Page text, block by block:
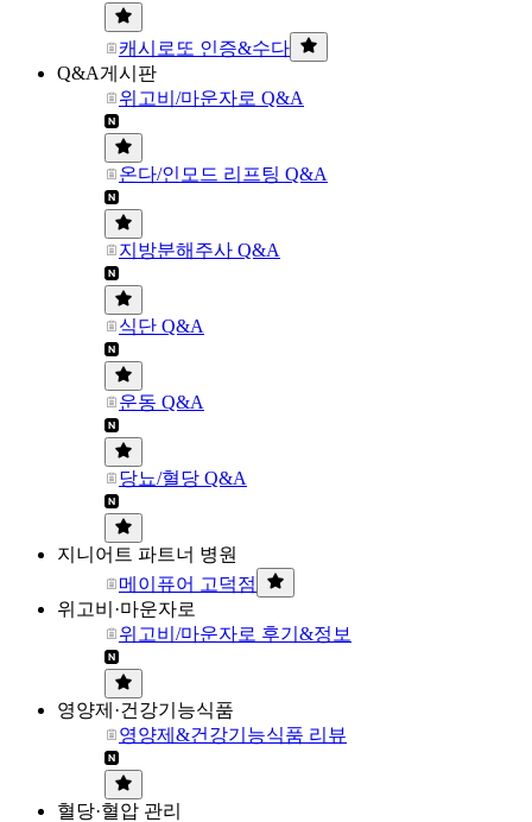
캐시로또 인증&수다
Q&A게시판
위고비/마운자로 Q&A
온다/인모드 리프팅 Q&A
지방분해주사 Q&A
식단 Q&A
운동 Q&A
당뇨/혈당 Q&A
지니어트 파트너 병원
메이퓨어 고덕점
위고비·마운자로
위고비/마운자로 후기&정보
영양제·건강기능식품
영양제&건강기능식품 리뷰
혈당·혈압 관리